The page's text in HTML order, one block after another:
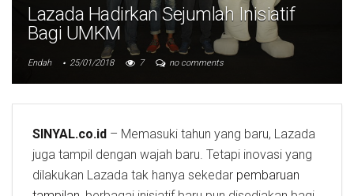
Lazada Hadirkan Sejumlah Inisiatif
Bagi UMKM
Endah 25/01/2018 7 no comments
SINYAL.co.id – Memasuki tahun yang baru, Lazada
juga tampil dengan wajah baru. Tetapi inovasi yang
dilakukan Lazada tak hanya sekedar pembaruan